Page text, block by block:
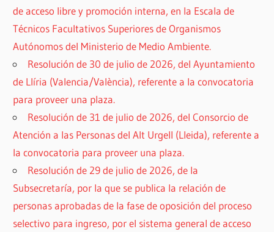
de acceso libre y promoción interna, en la Escala de
Técnicos Facultativos Superiores de Organismos
Autónomos del Ministerio de Medio Ambiente.
Resolución de 30 de julio de 2026, del Ayuntamiento
de Llíria (Valencia/València), referente a la convocatoria
para proveer una plaza.
Resolución de 31 de julio de 2026, del Consorcio de
Atención a las Personas del Alt Urgell (Lleida), referente a
la convocatoria para proveer una plaza.
Resolución de 29 de julio de 2026, de la
Subsecretaría, por la que se publica la relación de
personas aprobadas de la fase de oposición del proceso
selectivo para ingreso, por el sistema general de acceso